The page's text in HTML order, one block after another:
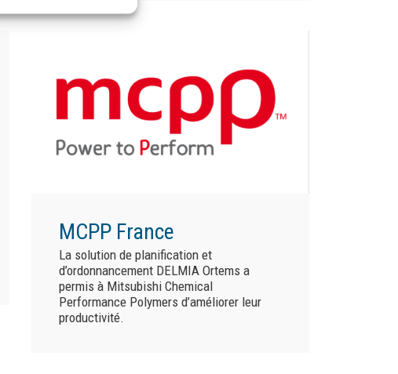
MCPP France
La solution de planification et
d’ordonnancement DELMIA Ortems a
permis à Mitsubishi Chemical
Performance Polymers d’améliorer leur
productivité.